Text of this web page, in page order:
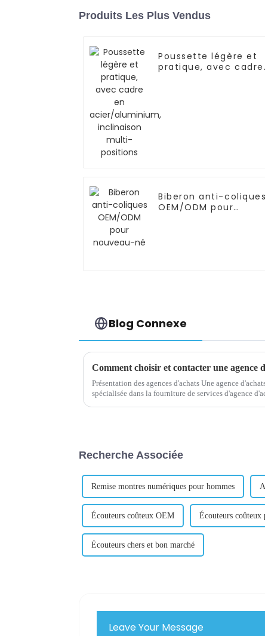
Produits Les Plus Vendus
Poussette légère et
pratique, avec cadre
Biberon anti-coliques
OEM/ODM pour
Blog Connexe
Comment choisir et contacter une agence
Présentation des agences d'achats Une agence
spécialisée dans la fourniture de services d'agence d'achats
Recherche Associée
Remise montres numériques pour hommes
Écouteurs coûteux OEM Écouteurs coûteux
Écouteurs chers et bon marché
Leave Your Message